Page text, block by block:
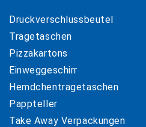
Druckverschlussbeutel
Tragetaschen
Pizzakartons
Einweggeschirr
Hemdchentragetaschen
Pappteller
Take Away Verpackungen